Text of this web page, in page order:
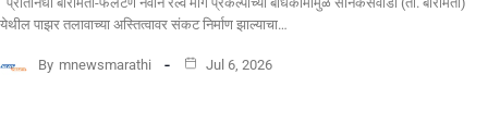
येथील पाझर तलावाच्या अस्तित्वावर संकट निर्माण झाल्याचा…
By mnewsmarathi Jul 6, 2026